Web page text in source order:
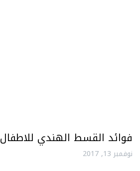
فوائد القسط الهندي للاطفال
نوفمبر 13, 2017